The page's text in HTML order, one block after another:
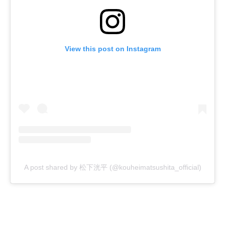
View this post on Instagram
A post shared by 松下洸平 (@kouheimatsushita_official)